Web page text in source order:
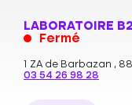
LABORATOIRE
Fermé
1 ZA de Barbazan ,
03 54 26 98 28